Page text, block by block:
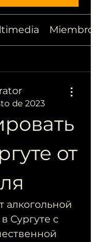
Miembros
de 2023
от
алкогольной
Сургуте с